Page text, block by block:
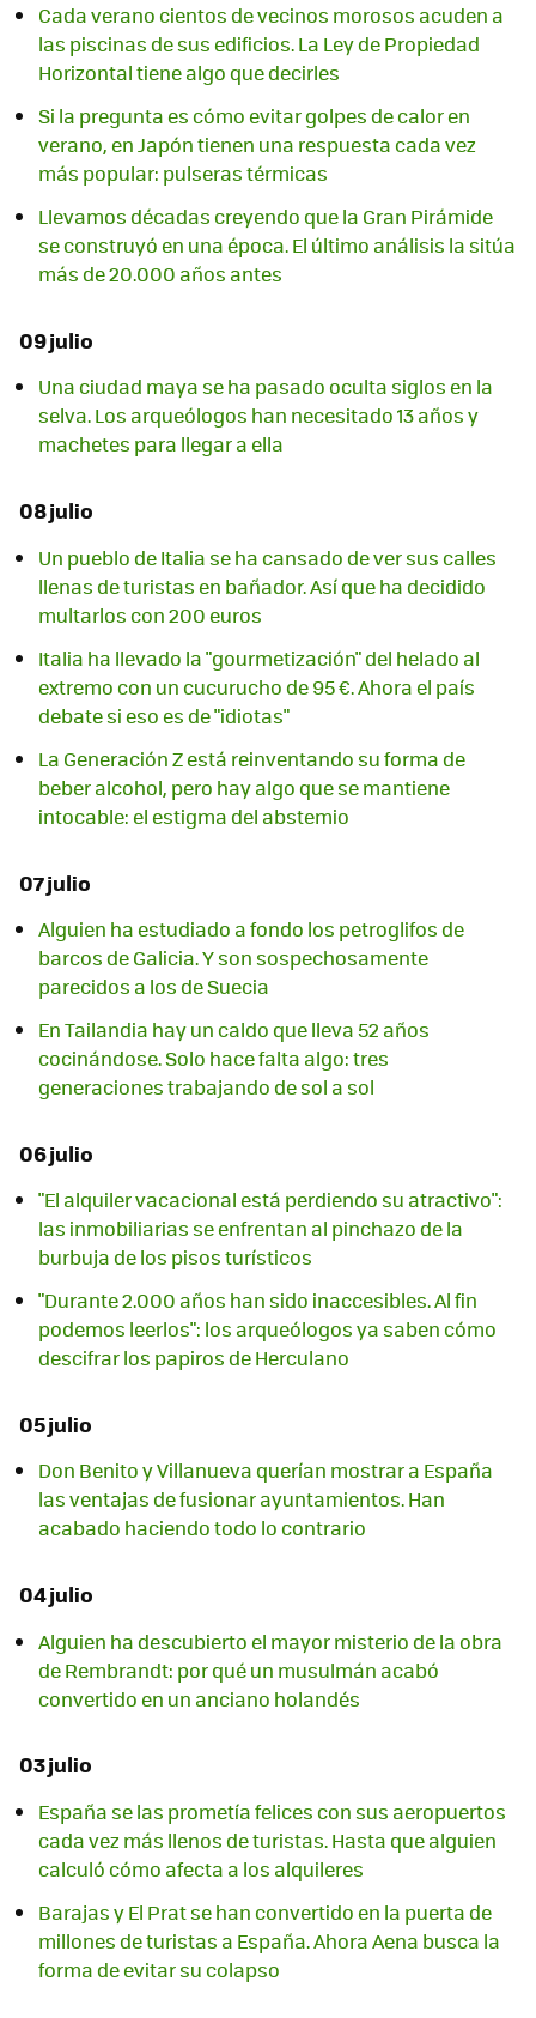
Cada verano cientos de vecinos morosos acuden a
las piscinas de sus edificios. La Ley de Propiedad
Horizontal tiene algo que decirles
Si la pregunta es cómo evitar golpes de calor en
verano, en Japón tienen una respuesta cada vez
más popular: pulseras térmicas
Llevamos décadas creyendo que la Gran Pirámide
se construyó en una época. El último análisis la sitúa
más de 20.000 años antes
09 julio
Una ciudad maya se ha pasado oculta siglos en la
selva. Los arqueólogos han necesitado 13 años y
machetes para llegar a ella
08 julio
Un pueblo de Italia se ha cansado de ver sus calles
llenas de turistas en bañador. Así que ha decidido
multarlos con 200 euros
Italia ha llevado la "gourmetización" del helado al
extremo con un cucurucho de 95 €. Ahora el país
debate si eso es de "idiotas"
La Generación Z está reinventando su forma de
beber alcohol, pero hay algo que se mantiene
intocable: el estigma del abstemio
07 julio
Alguien ha estudiado a fondo los petroglifos de
barcos de Galicia. Y son sospechosamente
parecidos a los de Suecia
En Tailandia hay un caldo que lleva 52 años
cocinándose. Solo hace falta algo: tres
generaciones trabajando de sol a sol
06 julio
"El alquiler vacacional está perdiendo su atractivo":
las inmobiliarias se enfrentan al pinchazo de la
burbuja de los pisos turísticos
"Durante 2.000 años han sido inaccesibles. Al fin
podemos leerlos": los arqueólogos ya saben cómo
descifrar los papiros de Herculano
05 julio
Don Benito y Villanueva querían mostrar a España
las ventajas de fusionar ayuntamientos. Han
acabado haciendo todo lo contrario
04 julio
Alguien ha descubierto el mayor misterio de la obra
de Rembrandt: por qué un musulmán acabó
convertido en un anciano holandés
03 julio
España se las prometía felices con sus aeropuertos
cada vez más llenos de turistas. Hasta que alguien
calculó cómo afecta a los alquileres
Barajas y El Prat se han convertido en la puerta de
millones de turistas a España. Ahora Aena busca la
forma de evitar su colapso